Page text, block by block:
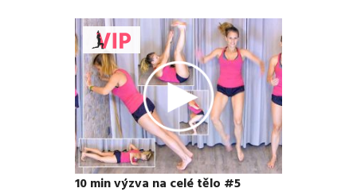
10 min výzva na celé tělo #5